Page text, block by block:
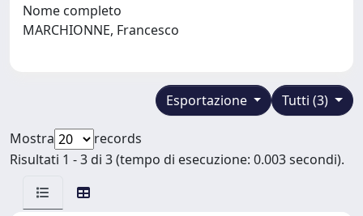
Nome completo
MARCHIONNE, Francesco
Tutti (3)
Esportazione
Mostra
records
Risultati 1 - 3 di 3 (tempo di esecuzione: 0.003 secondi).